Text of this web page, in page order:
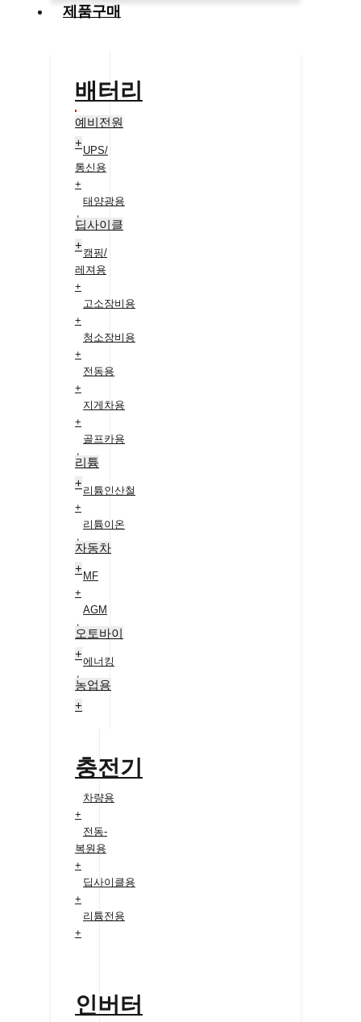
제품구매
배터리
예비전원
+
UPS/
통신용
+
태양광용
+
딥사이클
+
캠핑/
레져용
+
고소장비용
+
청소장비용
+
전동용
+
지게차용
+
골프카용
+
리튬
+
리튬인산철
+
리튬이온
+
자동차
+
MF
+
AGM
+
오토바이
+
에너킹
+
농업용
+
충전기
차량용
+
전동-
복원용
+
딥사이클용
+
리튬전용
+
인버터